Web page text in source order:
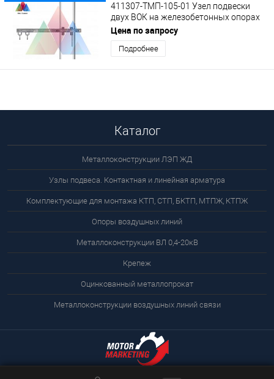
411307-ТМП-105-01 Узел подвески
двух ВОК на железобетонных опорах
КС, на удлиненном кронштейне с
кольцами.
Цена по запросу
Подробнее
Каталог
Металлоконструкции ЛЭП ЖД
Узлы подвеса. Контактная и линейная арматура
Комплектующие для монтажа КТП, СТП, БКТП, МТПЖ, КТПЖ
Опоры воздушных линий
Металлоконструкции ВЛ 0,4-20кВ
Крепеж
Оцинкованный металлопрокат
Металлоконструкции воздушных линий связи